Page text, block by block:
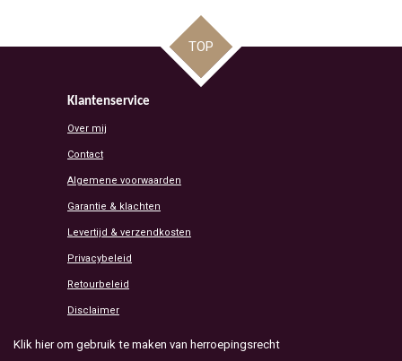
TOP
Klantenservice
Over mij
Contact
Algemene voorwaarden
Garantie & klachten
Levertijd & verzendkosten
Privacybeleid
Retourbeleid
Disclaimer
Klik hier om gebruik te maken van herroepingsrecht